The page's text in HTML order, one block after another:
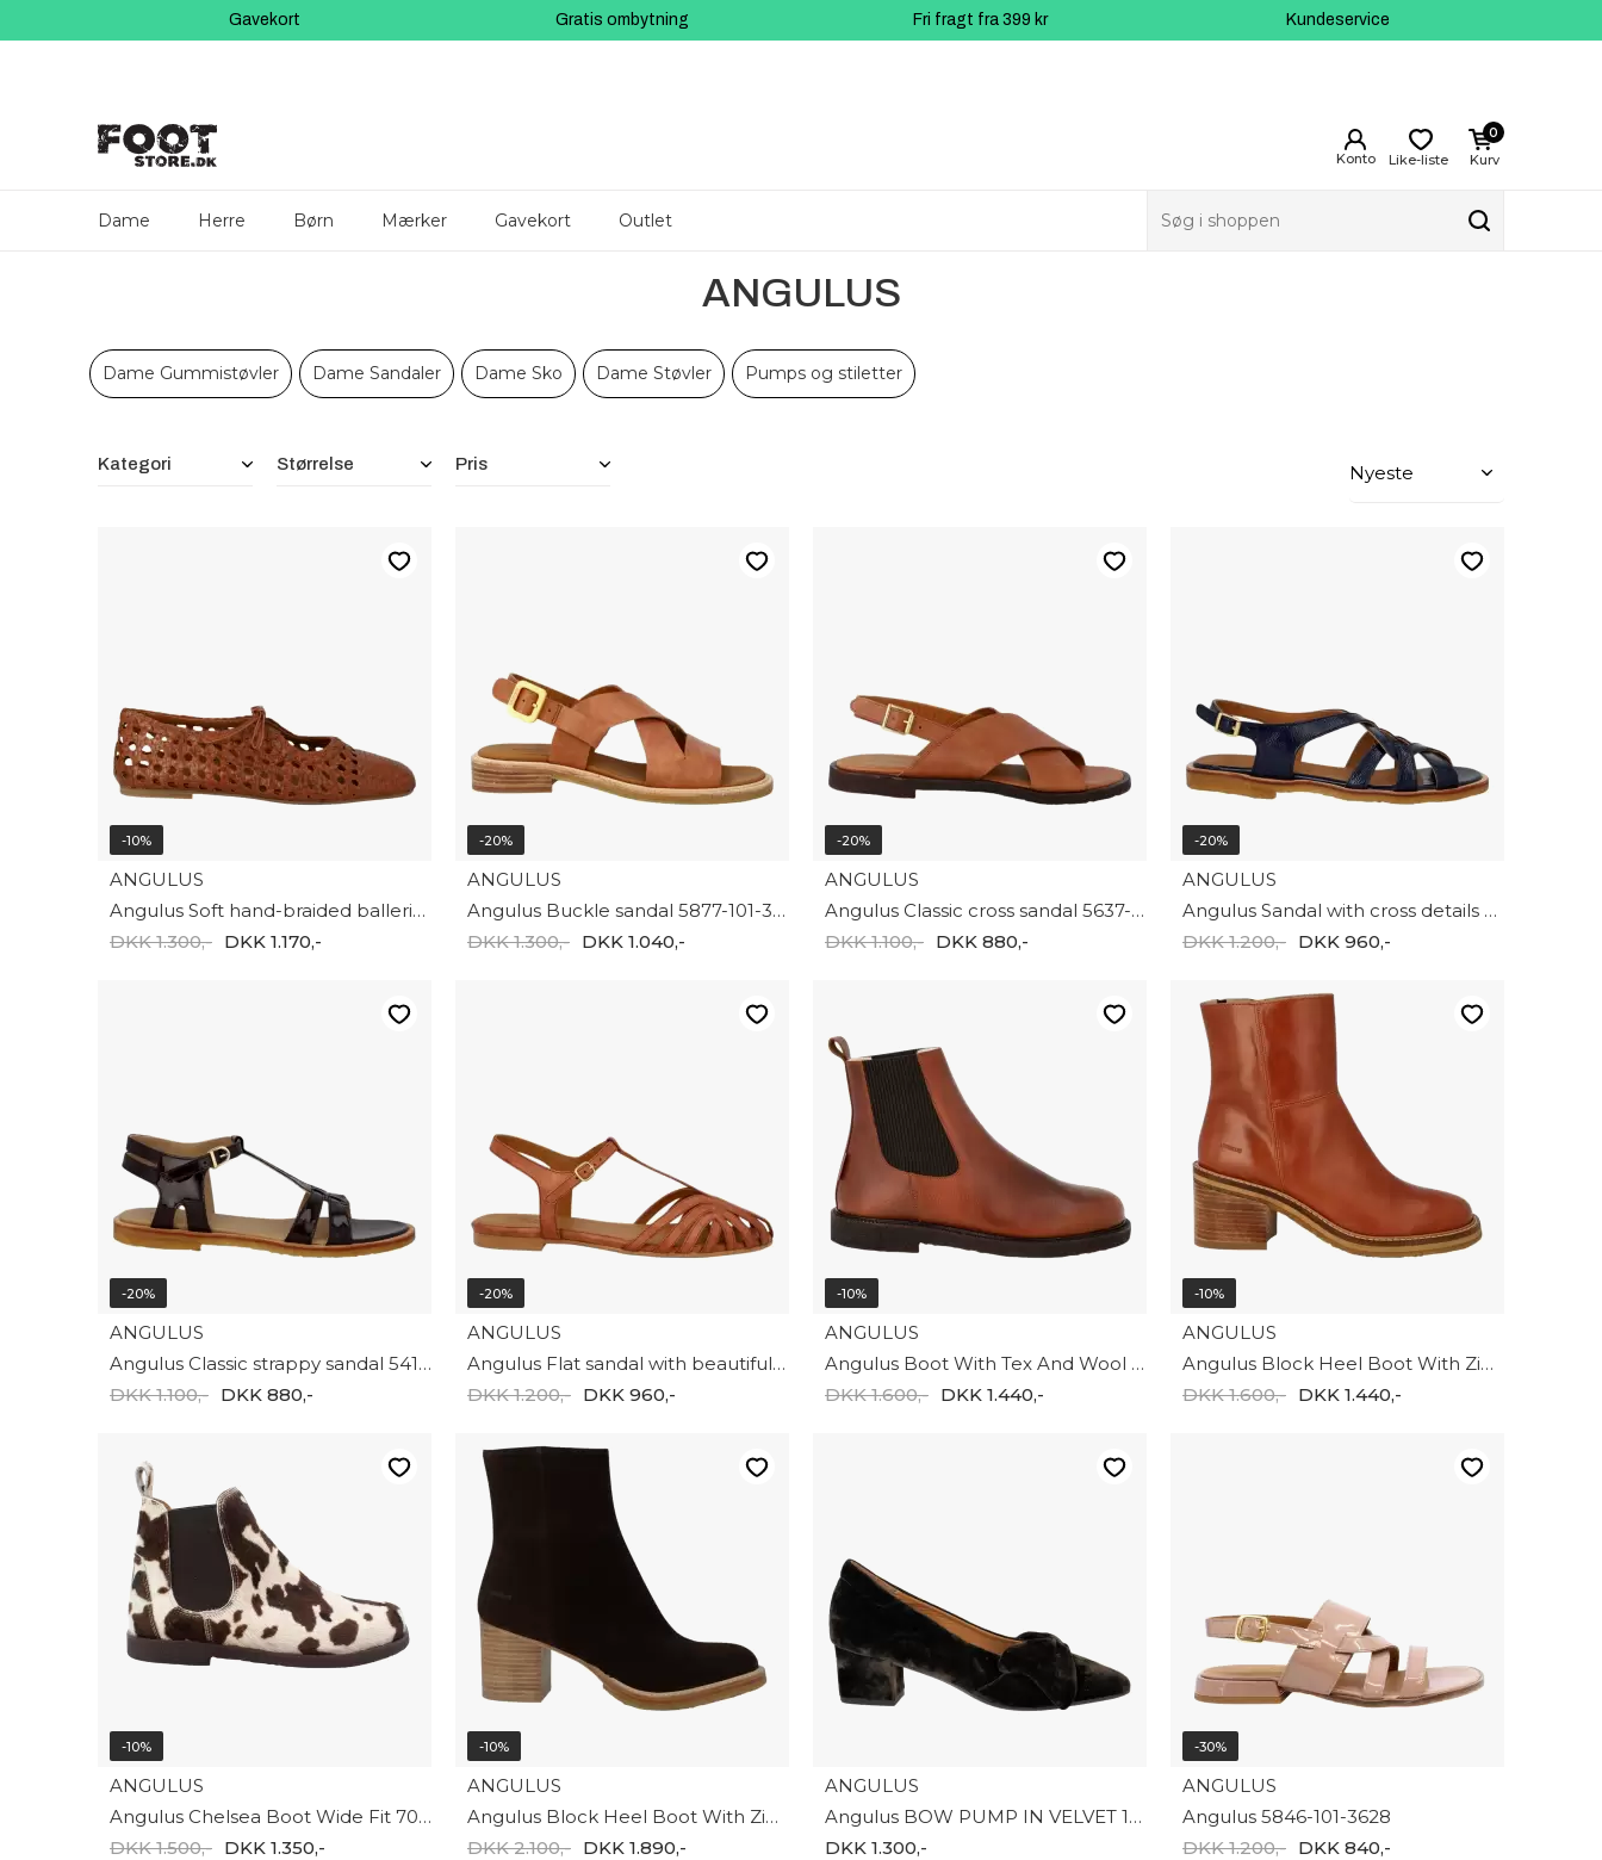
Gavekort Gratis ombytning Fri fragt fra 399 kr Kundeservice
Kurv
0
Like-liste
Dame Herre Børn Mærker Gavekort Outlet
ANGULUS
Dame Gummistøvler Dame Sandaler Dame Sko Dame Støvler Pumps og stiletter
Kategori Størrelse Pris
-10%
ANGULUS
Angulus Soft hand-braided ballerina 1698-101-3614
DKK 1.300,- DKK 1.170,-
-20%
ANGULUS
Angulus Buckle sandal 5877-101-3637
DKK 1.300,- DKK 1.040,-
-20%
ANGULUS
Angulus Classic cross sandal 5637-106-3637
DKK 1.100,- DKK 880,-
-20%
ANGULUS
Angulus Sandal with cross details 5870-201-4603
DKK 1.200,- DKK 960,-
-20%
ANGULUS
Angulus Classic strappy sandal 5415-111-2368
DKK 1.100,- DKK 880,-
-20%
ANGULUS
Angulus Flat sandal with beautiful 5841-101-1789
DKK 1.200,- DKK 960,-
-10%
ANGULUS
Angulus Boot With Tex And Wool Lining 7863-1023749
DKK 1.600,- DKK 1.440,-
-10%
ANGULUS
Angulus Block Heel Boot With Zipper 7795-103-8473
DKK 1.600,- DKK 1.440,-
-10%
ANGULUS
Angulus Chelsea Boot Wide Fit 7068-105-4332
DKK 1.500,- DKK 1.350,-
-10%
ANGULUS
Angulus Block Heel Boot With Zipper 7696-1018187
DKK 2.100,- DKK 1.890,-
ANGULUS
Angulus BOW PUMP IN VELVET 1550-1073466
DKK 1.300,-
-30%
ANGULUS
Angulus 5846-101-3628
DKK 1.200,- DKK 840,-